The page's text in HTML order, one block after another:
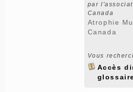
par
Canada
Atrophie
Canada
Vous
Accès